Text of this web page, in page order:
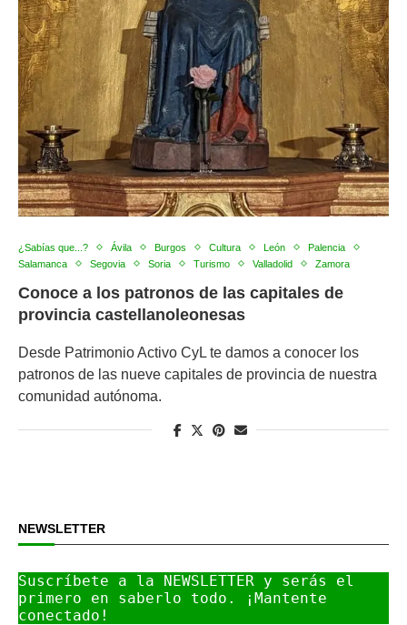
¿Sabías que...? Ávila Burgos Cultura León
Palencia
Salamanca
Segovia Soria Turismo Valladolid Zamora
Conoce a los patronos de las capitales de
provincia castellanoleonesas
Desde Patrimonio Activo CyL te damos a conocer los
patronos de las nueve capitales de provincia de nuestra
comunidad autónoma.
NEWSLETTER
Suscríbete a la NEWSLETTER y serás el
primero en saberlo todo. ¡Mantente
conectado!